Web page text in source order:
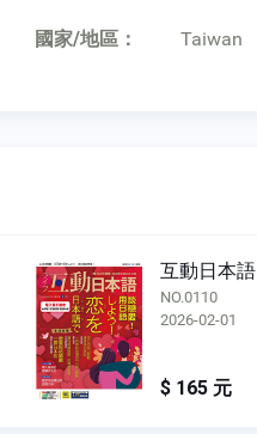
國家/地區： Taiwan
互動日本語
NO.0110
2026-02-01
$ 165 元